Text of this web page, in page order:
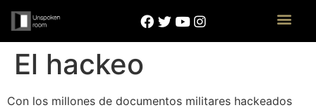
El hackeo
Con los millones de documentos militares hackeados